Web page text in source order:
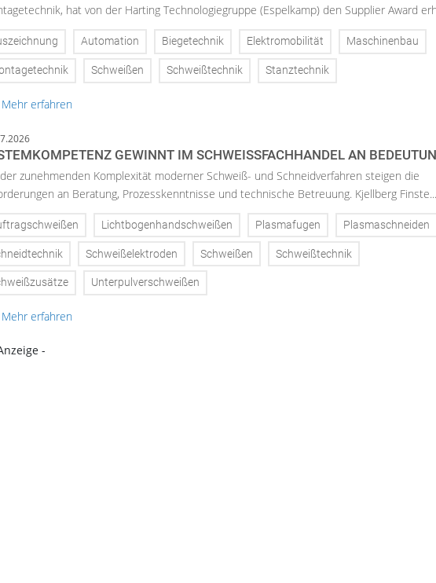
hat von der Harting Technologiegruppe (Espelkamp) den Supplier Award
Automation Biegetechnik Elektromobilität Maschinenbau
Schweißen Schweißtechnik Stanztechnik
Mehr erfahren
GEWINNT IM SCHWEISSFACHHANDEL AN BEDEUTUNG
zunehmenden Komplexität moderner Schweiß- und Schneidverfahren steigen die
an Beratung, Prozesskenntnisse und technische Betreuung. Kjellberg Finste...
Lichtbogenhandschweißen Plasmafugen Plasmaschneiden
Schweißelektroden Schweißen Schweißtechnik
Unterpulverschweißen
Mehr erfahren
-